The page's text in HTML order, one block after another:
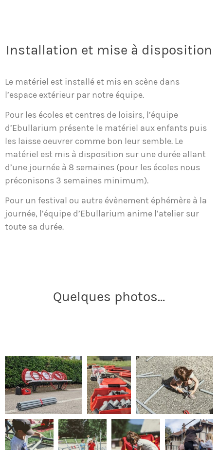
Installation et mise à disposition
Le matériel est installé et mis en scène dans
l’espace extérieur par notre équipe.
Pour les écoles et centres de loisirs, l’équipe
d’Ebullarium présente le matériel aux enfants puis
les laisse oeuvrer comme bon leur semble. Le
matériel est mis à disposition sur une durée allant
d’une journée à 8 semaines (pour les écoles nous
préconisons 3 semaines minimum).
Pour un festival ou autre évènement éphémère à la
journée, l’équipe d’Ebullarium anime l’atelier sur
toute sa durée.
Quelques photos…